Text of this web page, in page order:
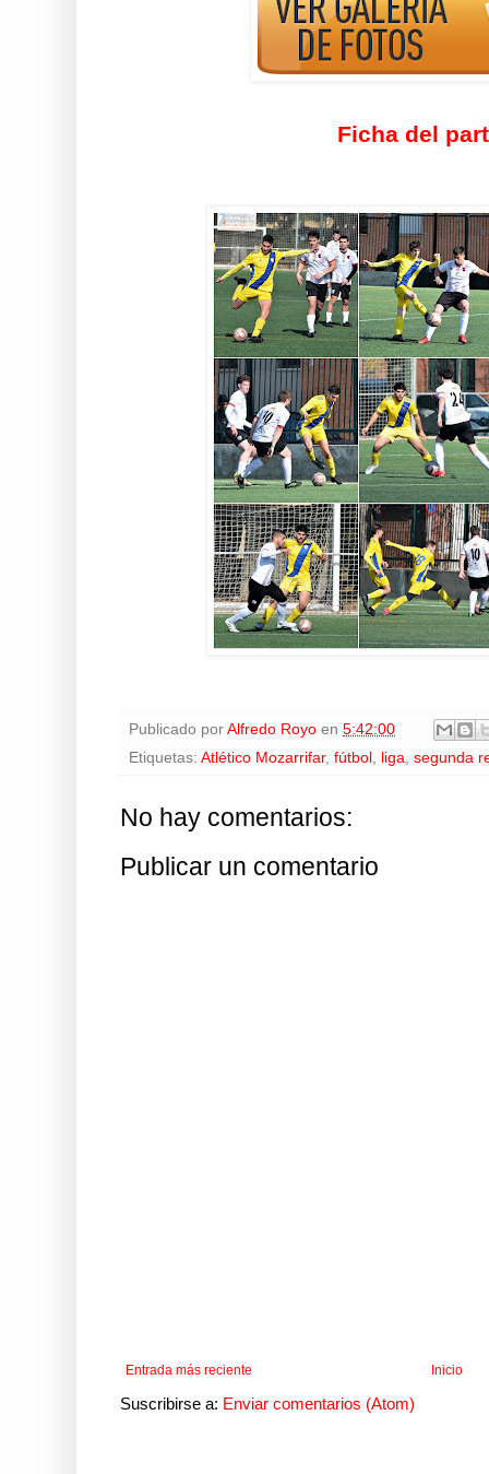
Ficha del
Publicado por Alfredo Royo en 5:42:00
Etiquetas: Atlético Mozarrifar, fútbol , liga, segunda
No hay comentarios:
Publicar un comentario
Entrada más reciente Inicio
Suscribirse a: Enviar comentarios (Atom)